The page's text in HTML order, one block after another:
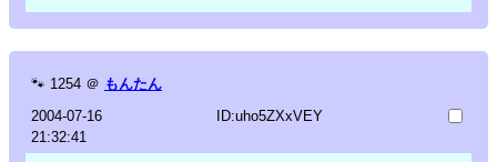
🐾 1254 ＠ もんたん
2004-07-16
21:32:41
ID:uho5ZXxVEY